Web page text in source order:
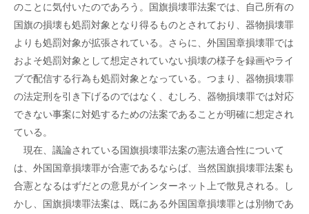
のことに気付いたのであろう。国旗損壊罪法案では、自己所有の
国旗の損壊も処罰対象となり得るものとされており、器物損壊罪
よりも処罰対象が拡張されている。さらに、外国国章損壊罪では
およそ処罰対象として想定されていない損壊の様子を録画やライ
ブで配信する行為も処罰対象となっている。つまり、器物損壊罪
の法定刑を引き下げるのではなく、むしろ、器物損壊罪では対応
できない事案に対処するための法案であることが明確に想定され
ている。
現在、議論されている国旗損壊罪法案の憲法適合性について
は、外国国章損壊罪が合憲であるならば、当然国旗損壊罪法案も
合憲となるはずだとの意見がインターネット上で散見される。し
かし、国旗損壊罪法案は、既にある外国国章損壊罪とは別物であ